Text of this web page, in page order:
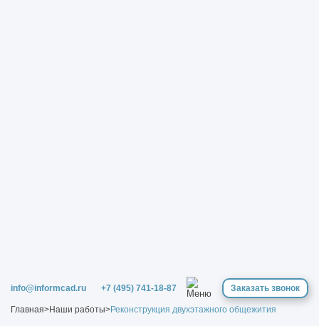
info@informcad.ru +7 (495) 741-18-87 Заказать звонок
Главная>Наши работы>Реконструкция двухэтажного общежития